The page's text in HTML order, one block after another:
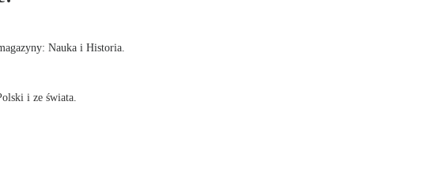
Nauka i Historia.
i ze świata.